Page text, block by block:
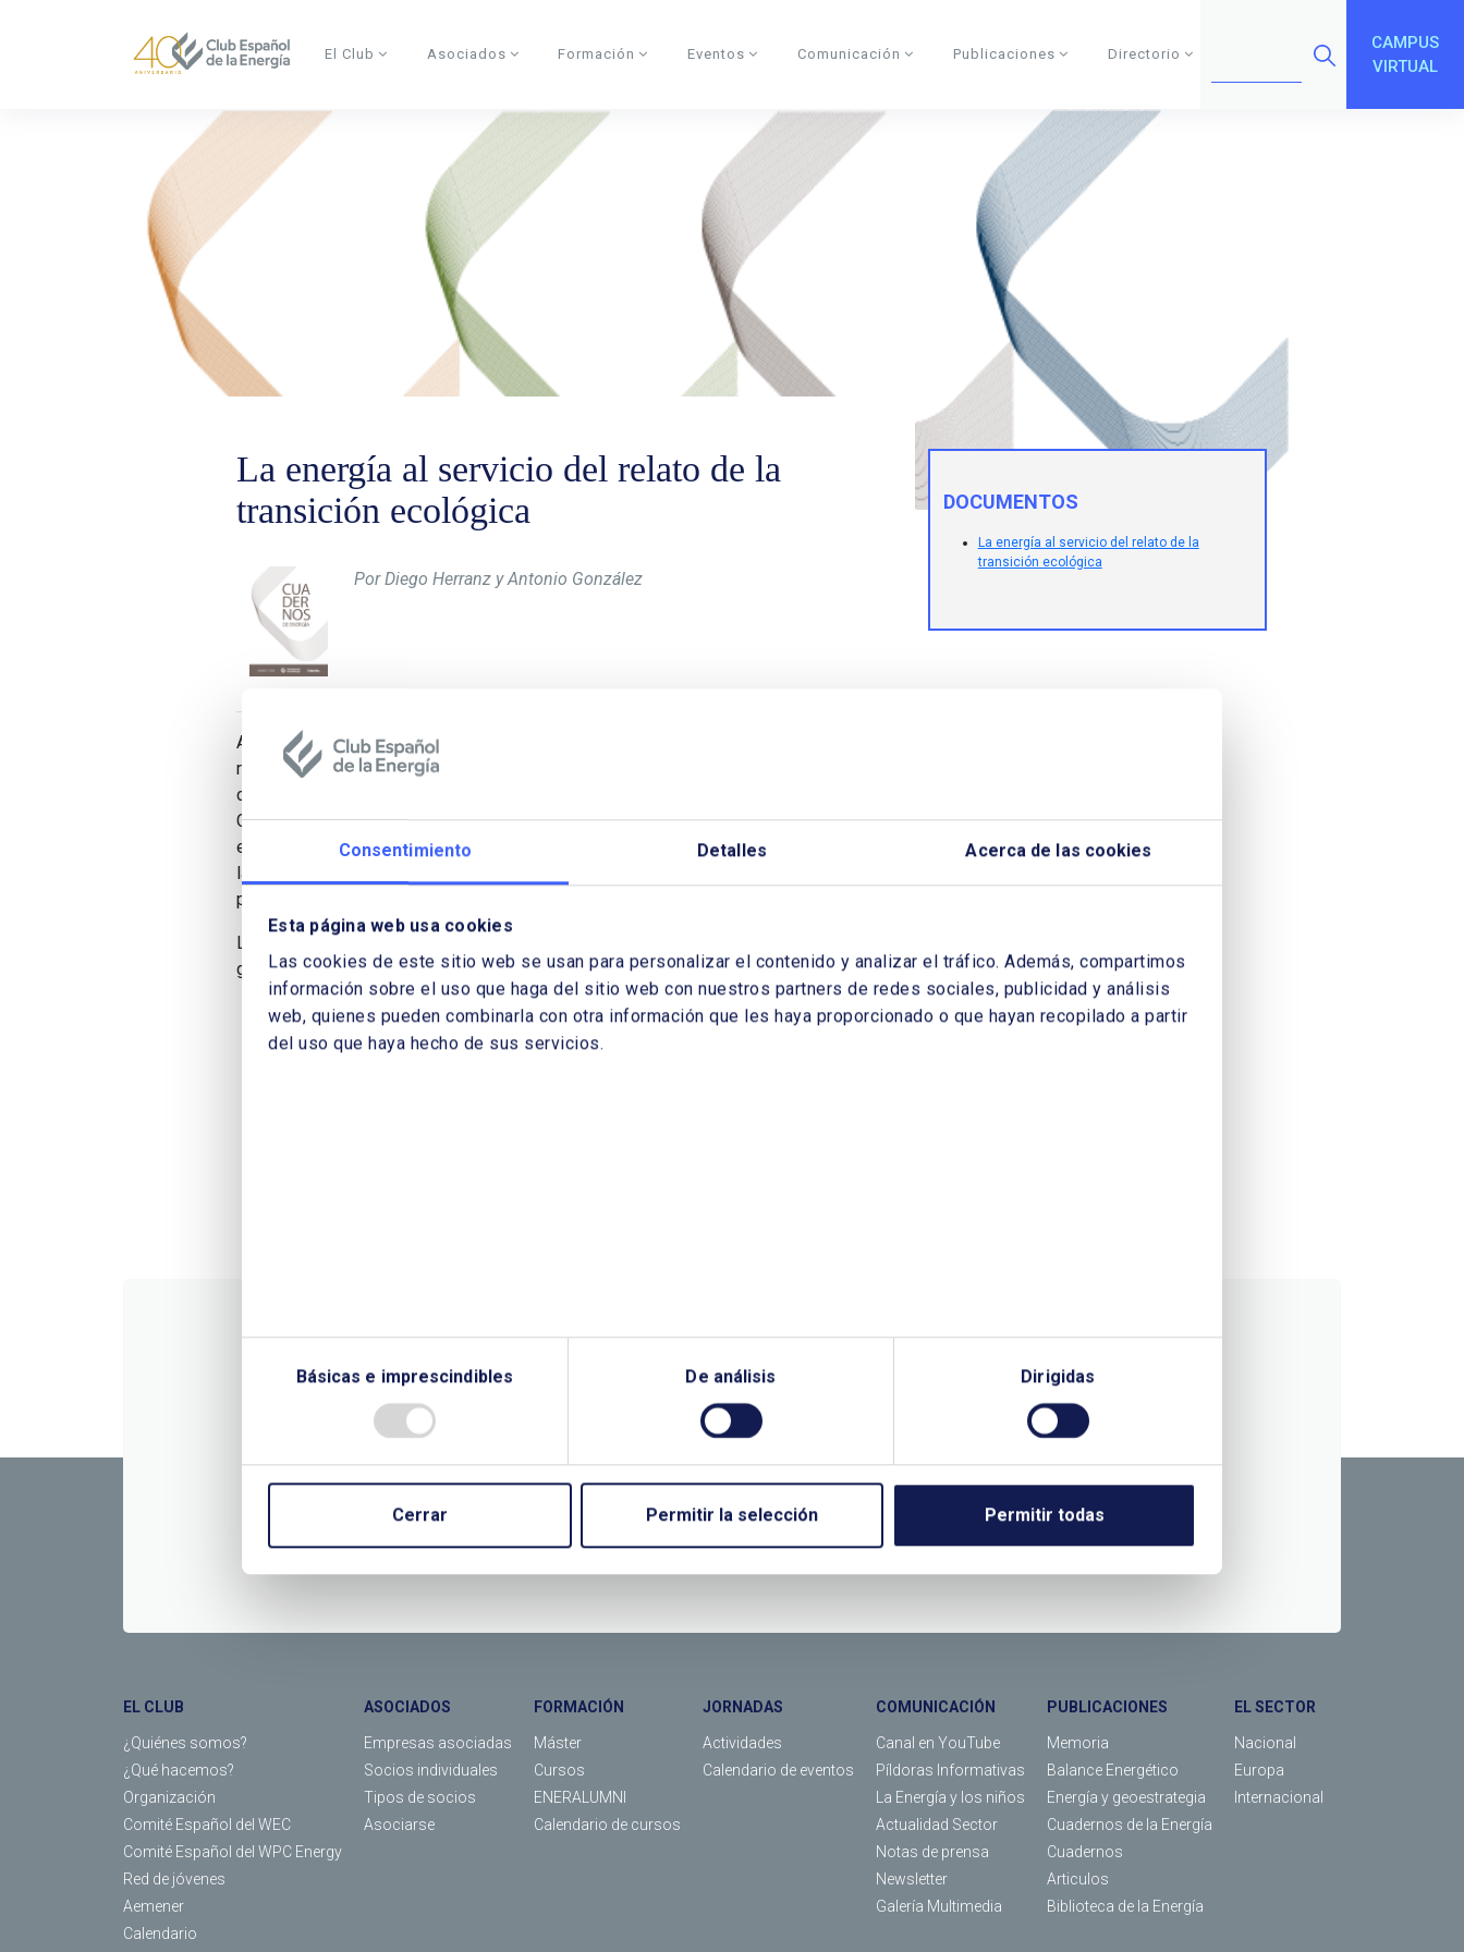
Consentimiento Detalles Acerca de las cookies
Esta página web usa cookies
Las cookies de este sitio web se usan para personalizar el contenido y analizar el tráfico. Además, compartimos
información sobre el uso que haga del sitio web con nuestros partners de redes sociales, publicidad y análisis
web, quienes pueden combinarla con otra información que les haya proporcionado o que hayan recopilado a partir
del uso que haya hecho de sus servicios.
Básicas e imprescindibles De análisis Dirigidas
Cerrar Permitir la selección Permitir todas
El Club Asociados Formación Eventos Comunicación Publicaciones Directorio
CAMPUS
VIRTUAL
La energía al servicio del relato de la
transición ecológica
Por Diego Herranz y Antonio González
Artículo, La energía al servicio del relato de la transición ecológica. Causas (y
recomendaciones para reducir) la brecha entre la intención y la acción hacia un
consumo sostenible,
Comportamiento en IMOP Insights) yAntonio González(CEO Impact Hub)
exponen las causas y una serie de recomendaciones para reducir la brecha entre
la intención y la acción hacia un consumo sostenible, en base al estudio realizado
por Impact Hub Madrid e Imop Insights.
La importancia de “Generar sentido y significado de la transición” es uno de los
grandes desafíos, según se deriva del estudio.
DOCUMENTOS
La energía al servicio del relato de la
transición ecológica
CONTÁCTANOS SI NECESITAS MÁS INFORMACIÓN
EL CLUB
¿Quiénes somos?
¿Qué hacemos?
Organización
Comité Español del WEC
Comité Español del WPC Energy
Red de jóvenes
Aemener
Calendario
ASOCIADOS
Empresas asociadas
Socios individuales
Tipos de socios
Asociarse
FORMACIÓN
Máster
Cursos
ENERALUMNI
Calendario de cursos
JORNADAS
Actividades
Calendario de eventos
COMUNICACIÓN
Canal en YouTube
Píldoras Informativas
La Energía y los niños
Actualidad Sector
Notas de prensa
Newsletter
Galería Multimedia
PUBLICACIONES
Memoria
Balance Energético
Energía y geoestrategia
Cuadernos de la Energía
Cuadernos
Articulos
Biblioteca de la Energía
EL SECTOR
Nacional
Europa
Internacional